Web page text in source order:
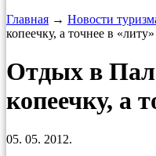
Главная → Новости
копеечку, а точнее в «литу»
Отдых в
копеечку, а
05. 05. 2012.